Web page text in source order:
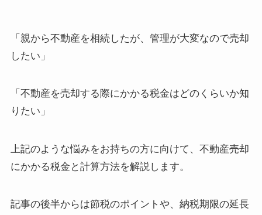
「親から不動産を相続したが、管理が大変なので売却
したい」
「不動産を売却する際にかかる税金はどのくらいか知
りたい」
上記のような悩みをお持ちの方に向けて、不動産売却
にかかる税金と計算方法を解説します。
記事の後半からは節税のポイントや、納税期限の延長